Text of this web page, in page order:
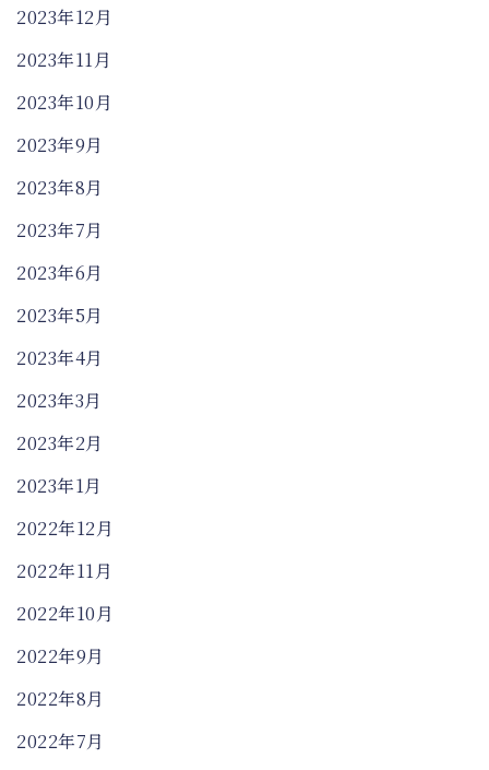
2023年12月
2023年11月
2023年10月
2023年9月
2023年8月
2023年7月
2023年6月
2023年5月
2023年4月
2023年3月
2023年2月
2023年1月
2022年12月
2022年11月
2022年10月
2022年9月
2022年8月
2022年7月